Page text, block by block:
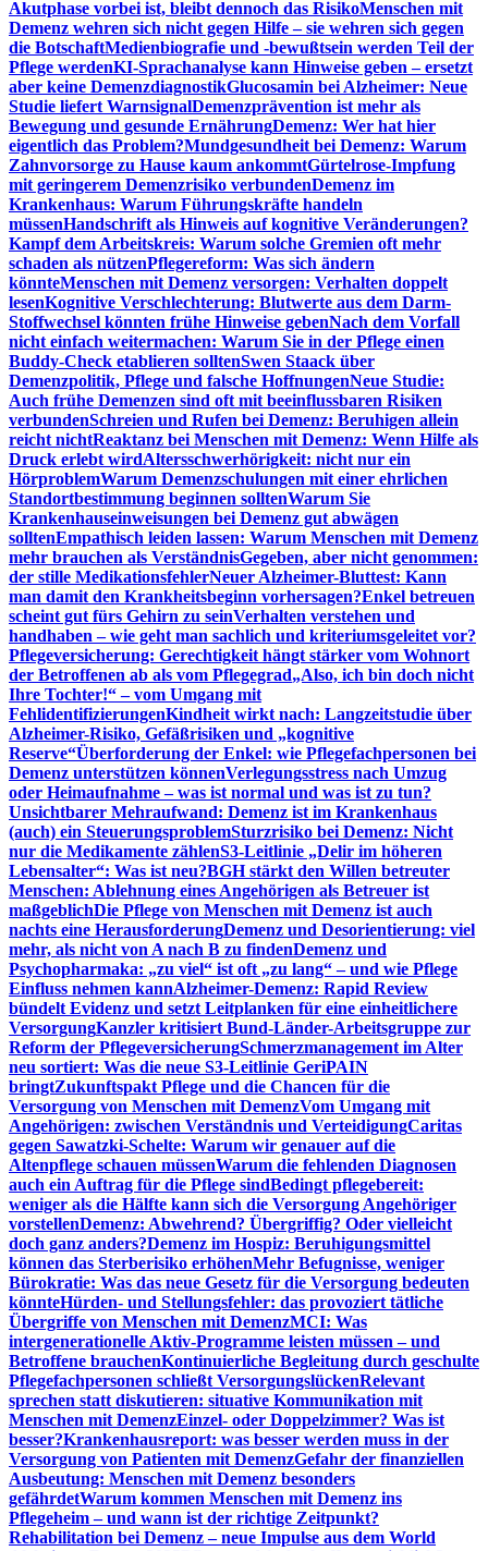
Akutphase vorbei ist, bleibt dennoch das RisikoMenschen mit
Demenz wehren sich nicht gegen Hilfe – sie wehren sich gegen
die BotschaftMedienbiografie und -bewußtsein werden Teil der
Pflege werdenKI-Sprachanalyse kann Hinweise geben – ersetzt
aber keine DemenzdiagnostikGlucosamin bei Alzheimer: Neue
Studie liefert WarnsignalDemenzprävention ist mehr als
Bewegung und gesunde ErnährungDemenz: Wer hat hier
eigentlich das Problem?Mundgesundheit bei Demenz: Warum
Zahnvorsorge zu Hause kaum ankommtGürtelrose-Impfung
mit geringerem Demenzrisiko verbundenDemenz im
Krankenhaus: Warum Führungskräfte handeln
müssenHandschrift als Hinweis auf kognitive Veränderungen?
Kampf dem Arbeitskreis: Warum solche Gremien oft mehr
schaden als nützenPflegereform: Was sich ändern
könnteMenschen mit Demenz versorgen: Verhalten doppelt
lesenKognitive Verschlechterung: Blutwerte aus dem Darm-
Stoffwechsel könnten frühe Hinweise gebenNach dem Vorfall
nicht einfach weitermachen: Warum Sie in der Pflege einen
Buddy-Check etablieren solltenSwen Staack über
Demenzpolitik, Pflege und falsche HoffnungenNeue Studie:
Auch frühe Demenzen sind oft mit beeinflussbaren Risiken
verbundenSchreien und Rufen bei Demenz: Beruhigen allein
reicht nichtReaktanz bei Menschen mit Demenz: Wenn Hilfe als
Druck erlebt wirdAltersschwerhörigkeit: nicht nur ein
HörproblemWarum Demenzschulungen mit einer ehrlichen
Standortbestimmung beginnen solltenWarum Sie
Krankenhauseinweisungen bei Demenz gut abwägen
solltenEmpathisch leiden lassen: Warum Menschen mit Demenz
mehr brauchen als VerständnisGegeben, aber nicht genommen:
der stille MedikationsfehlerNeuer Alzheimer-Bluttest: Kann
man damit den Krankheitsbeginn vorhersagen?Enkel betreuen
scheint gut fürs Gehirn zu seinVerhalten verstehen und
handhaben – wie geht man sachlich und kriteriumsgeleitet vor?
Pflegeversicherung: Gerechtigkeit hängt stärker vom Wohnort
der Betroffenen ab als vom Pflegegrad„Also, ich bin doch nicht
Ihre Tochter!“ – vom Umgang mit
FehlidentifizierungenKindheit wirkt nach: Langzeitstudie über
Alzheimer-Risiko, Gefäßrisiken und „kognitive
Reserve“Überforderung der Enkel: wie Pflegefachpersonen bei
Demenz unterstützen könnenVerlegungsstress nach Umzug
oder Heimaufnahme – was ist normal und was ist zu tun?
Unsichtbarer Mehraufwand: Demenz ist im Krankenhaus
(auch) ein SteuerungsproblemSturzrisiko bei Demenz: Nicht
nur die Medikamente zählenS3-Leitlinie „Delir im höheren
Lebensalter“: Was ist neu?BGH stärkt den Willen betreuter
Menschen: Ablehnung eines Angehörigen als Betreuer ist
maßgeblichDie Pflege von Menschen mit Demenz ist auch
nachts eine HerausforderungDemenz und Desorientierung: viel
mehr, als nicht von A nach B zu findenDemenz und
Psychopharmaka: „zu viel“ ist oft „zu lang“ – und wie Pflege
Einfluss nehmen kannAlzheimer-Demenz: Rapid Review
bündelt Evidenz und setzt Leitplanken für eine einheitlichere
VersorgungKanzler kritisiert Bund-Länder-Arbeitsgruppe zur
Reform der PflegeversicherungSchmerzmanagement im Alter
neu sortiert: Was die neue S3-Leitlinie GeriPAIN
bringtZukunftspakt Pflege und die Chancen für die
Versorgung von Menschen mit DemenzVom Umgang mit
Angehörigen: zwischen Verständnis und VerteidigungCaritas
gegen Sawatzki-Schelte: Warum wir genauer auf die
Altenpflege schauen müssenWarum die fehlenden Diagnosen
auch ein Auftrag für die Pflege sindBedingt pflegebereit:
weniger als die Hälfte kann sich die Versorgung Angehöriger
vorstellenDemenz: Abwehrend? Übergriffig? Oder vielleicht
doch ganz anders?Demenz im Hospiz: Beruhigungsmittel
können das Sterberisiko erhöhenMehr Befugnisse, weniger
Bürokratie: Was das neue Gesetz für die Versorgung bedeuten
könnteHürden- und Stellungsfehler: das provoziert tätliche
Übergriffe von Menschen mit DemenzMCI: Was
intergenerationelle Aktiv-Programme leisten müssen – und
Betroffene brauchenKontinuierliche Begleitung durch geschulte
Pflegefachpersonen schließt VersorgungslückenRelevant
sprechen statt diskutieren: situative Kommunikation mit
Menschen mit DemenzEinzel- oder Doppelzimmer? Was ist
besser?Krankenhausreport: was besser werden muss in der
Versorgung von Patienten mit DemenzGefahr der finanziellen
Ausbeutung: Menschen mit Demenz besonders
gefährdetWarum kommen Menschen mit Demenz ins
Pflegeheim – und wann ist der richtige Zeitpunkt?
Rehabilitation bei Demenz – neue Impulse aus dem World